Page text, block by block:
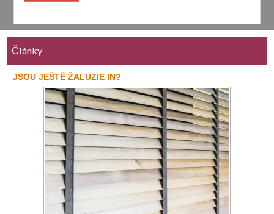
Články
JSOU JEŠTĚ ŽALUZIE IN?